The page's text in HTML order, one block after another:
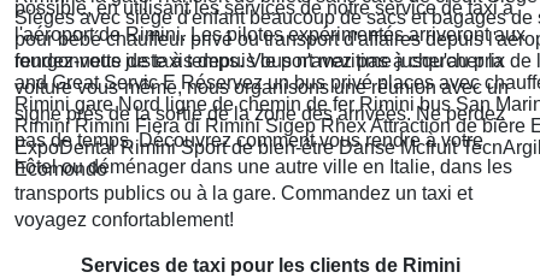
possible, en utilisant les services de notre service de taxi à
l'aéroport de Rimini. Les pilotes expérimentés arriveront aux
rendez-vous juste à temps.Vous n'avez pas à chercher la
voiture vous-même, nous organisons une réunion avec un
signe près de la sortie de la zone des arrivées. Ne perdez
pas de temps, Découvrez comment vous rendre à votre
hôtel ou déménager dans une autre ville en Italie, dans les
transports publics ou à la gare. Commandez un taxi et
voyagez confortablement!
Services de taxi pour les clients de Rimini